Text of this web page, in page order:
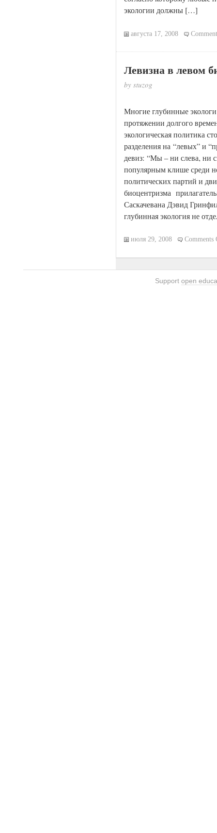
экологии должны […]
августа 17, 2008
Левизна в левом
by stuzog
Многие глубинные
протяжении долгого
экологическая политика
разделения на “левых” и
девиз: “Мы – ни слева, ни
популярным клише среди
политических партий и
биоцентризма
Саскачевана Дэвид
глубинная экология не
июля 29, 2008 Comments
Support open